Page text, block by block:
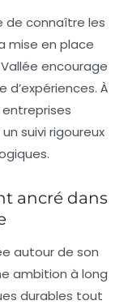
de connaître les
mise en place
encourage
À
suivi rigoureux
ancré dans
autour de son
ambition à long
durables tout